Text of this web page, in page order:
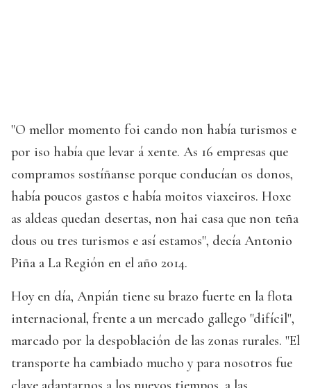
"O mellor momento foi cando non había turismos e
por iso había que levar á xente. As 16 empresas que
compramos sostíñanse porque conducían os donos,
había poucos gastos e había moitos viaxeiros. Hoxe
as aldeas quedan desertas, non hai casa que non teña
dous ou tres turismos e así estamos", decía Antonio
Piña a La Región en el año 2014.
Hoy en día, Anpián tiene su brazo fuerte en la flota
internacional, frente a un mercado gallego "difícil",
marcado por la despoblación de las zonas rurales. "El
transporte ha cambiado mucho y para nosotros fue